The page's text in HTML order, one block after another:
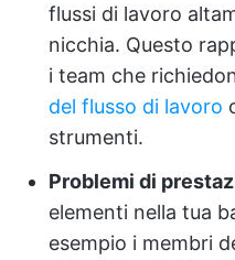
flussi di lavoro
nicchia. Questo
i team che
del flusso di lavoro
strumenti.
Problemi di
elementi nella tua
esempio i membri